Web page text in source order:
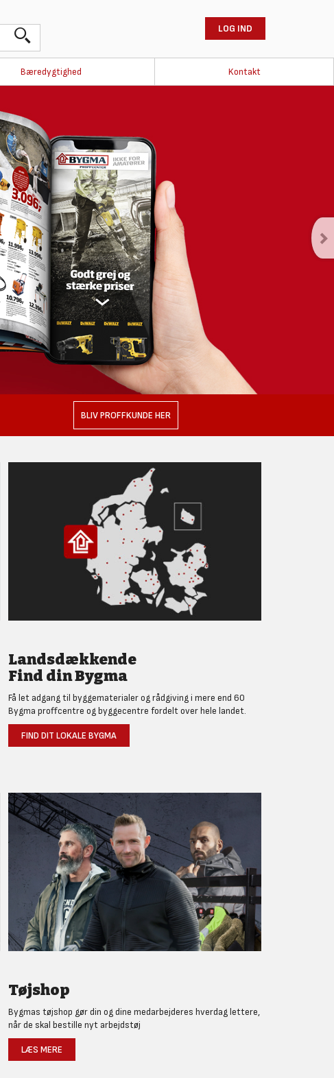
LOG IND
Bæredygtighed Kontakt
BLIV PROFFKUNDE HER
Landsdækkende
Find din Bygma
Få let adgang til byggematerialer og rådgiving i mere end 60
Bygma proffcentre og byggecentre fordelt over hele landet.
FIND DIT LOKALE BYGMA
Tøjshop
Bygmas tøjshop gør din og dine medarbejderes hverdag lettere,
når de skal bestille nyt arbejdstøj
LÆS MERE